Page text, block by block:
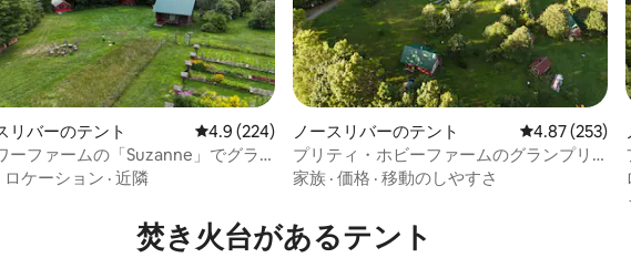
星中5.0つ星の平均評価
リバーのテント レビュー224件、5つ星中4.9つ星の平均評価
4.9 (224)
ーファームの「Suzanne」でグラ
グ
ロケーション · 近隣
ノースリバーのテント レビュー253
4.87 (253)
プリティ・ホビーファームのグランプリ
ング「リチャード」
家族 · 価格 · 移動のしやすさ
焚き火台があるテント